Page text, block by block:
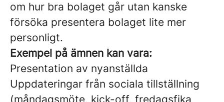
om hur bra bolaget går utan kanske
försöka presentera bolaget lite mer
personligt.
Exempel på ämnen kan vara:
Presentation av nyanställda
Uppdateringar från sociala tillställning
(måndagsmöte, kick-off, fredagsfika